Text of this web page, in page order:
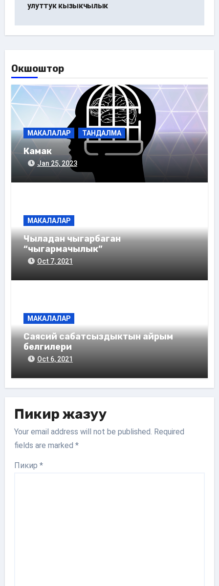
улуттук кызыкчылык
Окшоштор
МАКАЛАЛАР ТАНДАЛМА
Камак
Jan 25, 2023
МАКАЛАЛАР
Чыладан чыгарбаган
“чыгармачылык”
Oct 7, 2021
МАКАЛАЛАР
Саясий сабатсыздыктын айрым
белгилери
Oct 6, 2021
Пикир жазуу
Your email address will not be published. Required
fields are marked*
Пикир*